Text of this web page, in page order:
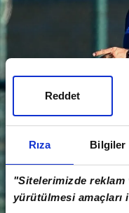
Rıza Bilgiler
"Sitelerimizde reklam
yürütülmesi amaçları
Reddet